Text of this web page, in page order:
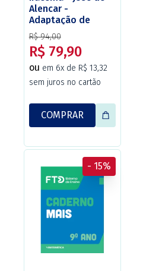
Alencar -
Adaptação de
Renata Pallottini -
Série reencontro -
Ed. Scipione
R$ 94,00
R$ 79,90
ou em 6x de R$ 13,32
sem juros no cartão
COMPRAR
- 15%